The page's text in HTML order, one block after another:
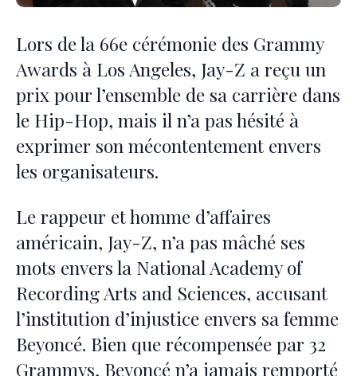
Lors de la 66e cérémonie des Grammy
Awards à Los Angeles, Jay-Z a reçu un
prix pour l’ensemble de sa carrière dans
le Hip-Hop, mais il n’a pas hésité à
exprimer son mécontentement envers
les organisateurs.
Le rappeur et homme d’affaires
américain, Jay-Z, n’a pas mâché ses
mots envers la National Academy of
Recording Arts and Sciences, accusant
l’institution d’injustice envers sa femme
Beyoncé. Bien que récompensée par 32
Grammys, Beyoncé n’a jamais remporté